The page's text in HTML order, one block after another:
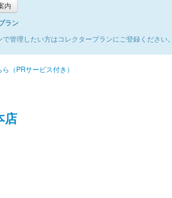
内
ラン
管理したい方はコレクタープランにご登録ください。
（PRサービス付き）
店